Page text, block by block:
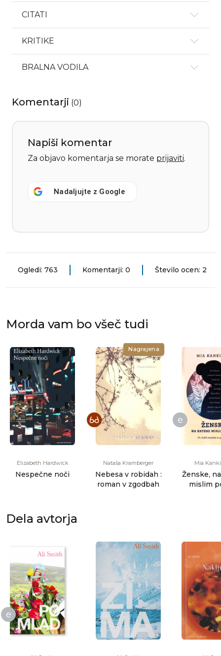
CITATI
KRITIKE
BRALNA VODILA
Komentarji (0)
Napiši komentar
Za objavo komentarja se morate prijaviti.
Nadaljujte z Google
Ogledi: 763 Komentarji: 0 Število ocen: 2
Morda vam bo všeč tudi
Elizabeth Hardwick
Nespečne noči
Nagrajena
Nataša Kramberger
Nebesa v robidah :
roman v zgodbah
e
Mia
Ženske,
mislim
Dela avtorja
e